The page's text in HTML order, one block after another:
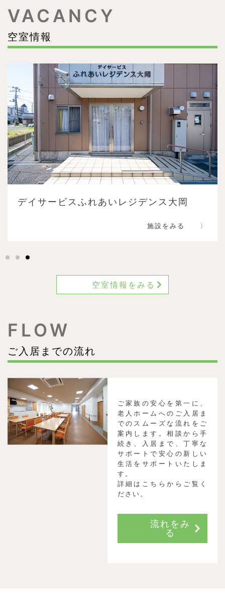
VACANCY
空室情報
デイサービスふれあいレジデンス大岡
施設をみる 〉
空室情報をみる
FLOW
ご入居までの流れ
ご家族の安心を第一に、
老人ホームへのご入居ま
でのスムーズな流れをご
案内します。相談から手
続き、入居まで、丁寧な
サポートで安心の新しい
生活をサポートいたしま
す。
詳細はこちらからご覧く
ださい。
流れをみ
る